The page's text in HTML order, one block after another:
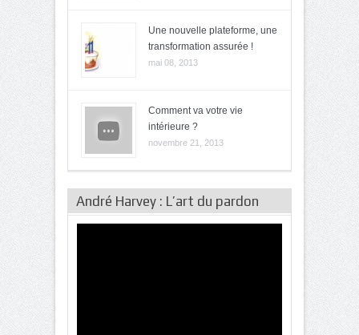
Une nouvelle plateforme, une
transformation assurée !
mai 08, 2013
Comment va votre vie
intérieure ?
novembre 21, 2013
André Harvey : L’art du pardon